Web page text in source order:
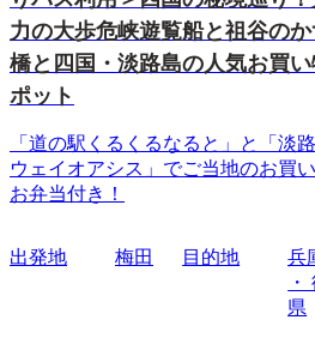
力の大歩危峡遊覧船と祖谷のか
橋と四国・淡路島の人気お買
ポット
「道の駅くるくるなると」と「淡
ウェイオアシス」でご当地のお買
お弁当付き！
出発地 梅田 目的地
兵
県